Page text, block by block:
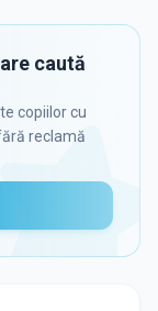
caută
copiilor cu
reclamă